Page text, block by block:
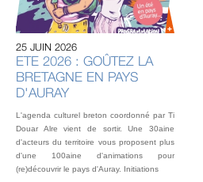
25 JUIN 2026
ETE 2026 : GOÛTEZ LA
BRETAGNE EN PAYS
D'AURAY
L'agenda culturel breton coordonné par Ti
Douar Alre vient de sortir. Une 30aine
d'acteurs du territoire vous proposent plus
d'une 100aine d'animations pour
(re)découvrir le pays d'Auray. Initiations